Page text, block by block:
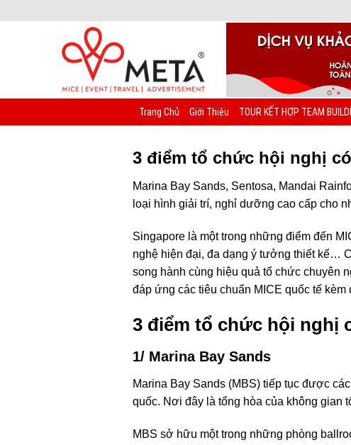
Trang Chủ Giới Thiệu TOUR KẾT HỢP TEAM
3 điểm tổ chức hội nghị
Marina Bay Sands, Sentosa, Mandai
loại hình giải trí, nghỉ dưỡng cao cấp cho
Singapore là một trong những điểm đến
nghệ hiện đại, đa dạng ý tưởng thiết kế…
song hành cùng hiệu quả tổ chức chuyên
đáp ứng các tiêu chuẩn MICE quốc tế
3 điểm tổ chức hội nghị
1/ Marina Bay Sands
Marina Bay Sands (MBS) tiếp tục được
quốc. Nơi đây là tổng hòa của không gian
MBS sở hữu một trong những phòng